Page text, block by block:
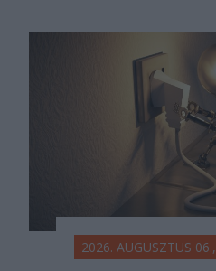
2026. AUGUSZTUS